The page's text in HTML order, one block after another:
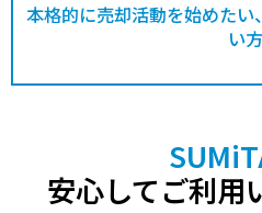
本格的に売却活動を始めた
い方
安心してご利用